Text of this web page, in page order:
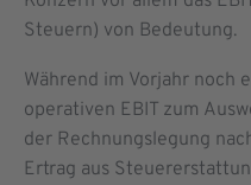
Steuern) von Bedeutung.
Während im Vorjahr noch
operativen EBIT zum
der Rechnungslegung
Ertrag aus